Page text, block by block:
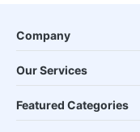
Company
Our Services
Featured Categories